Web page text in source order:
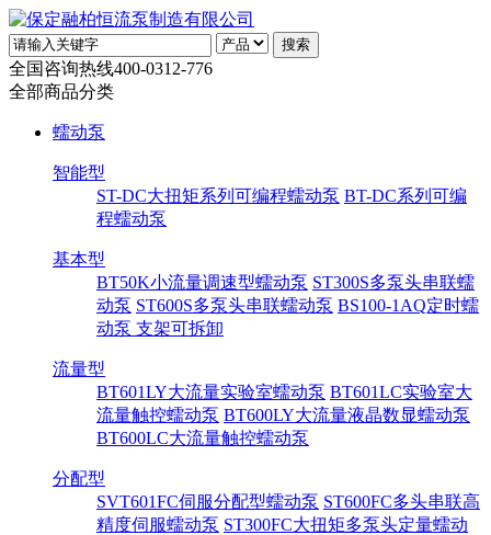
全国咨询热线400-0312-776
全部商品分类
蠕动泵
智能型
ST-DC大扭矩系列可编程蠕动泵 BT-DC系列可编
程蠕动泵
基本型
BT50K小流量调速型蠕动泵 ST300S多泵头串联蠕
动泵 ST600S多泵头串联蠕动泵 BS100-1AQ定时蠕
动泵 支架可拆卸
流量型
BT601LY大流量实验室蠕动泵 BT601LC实验室大
流量触控蠕动泵 BT600LY大流量液晶数显蠕动泵
BT600LC大流量触控蠕动泵
分配型
SVT601FC伺服分配型蠕动泵 ST600FC多头串联高
精度伺服蠕动泵 ST300FC大扭矩多泵头定量蠕动